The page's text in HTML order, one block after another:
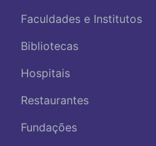
Faculdades e Institutos
Bibliotecas
Hospitais
Restaurantes
Fundações